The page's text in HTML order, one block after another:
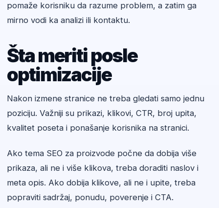
pomaže korisniku da razume problem, a zatim ga
mirno vodi ka analizi ili kontaktu.
Šta meriti posle
optimizacije
Nakon izmene stranice ne treba gledati samo jednu
poziciju. Važniji su prikazi, klikovi, CTR, broj upita,
kvalitet poseta i ponašanje korisnika na stranici.
Ako tema SEO za proizvode počne da dobija više
prikaza, ali ne i više klikova, treba doraditi naslov i
meta opis. Ako dobija klikove, ali ne i upite, treba
popraviti sadržaj, ponudu, poverenje i CTA.